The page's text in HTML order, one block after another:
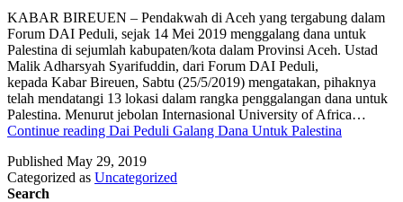
KABAR BIREUEN – Pendakwah di Aceh yang tergabung dalam
Forum DAI Peduli, sejak 14 Mei 2019 menggalang dana untuk
Palestina di sejumlah kabupaten/kota dalam Provinsi Aceh. Ustad
Malik Adharsyah Syarifuddin, dari Forum DAI Peduli,
kepada Kabar Bireuen, Sabtu (25/5/2019) mengatakan, pihaknya
telah mendatangi 13 lokasi dalam rangka penggalangan dana untuk
Palestina. Menurut jebolan Internasional University of Africa…
Continue reading Dai Peduli Galang Dana Untuk Palestina
Published May 29, 2019
Categorized as Uncategorized
Search